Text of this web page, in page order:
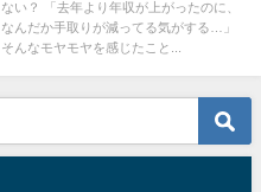
ない？ 「去年より年収が上がったのに、
なんだか手取りが減ってる気がする…」
そんなモヤモヤを感じたこと...